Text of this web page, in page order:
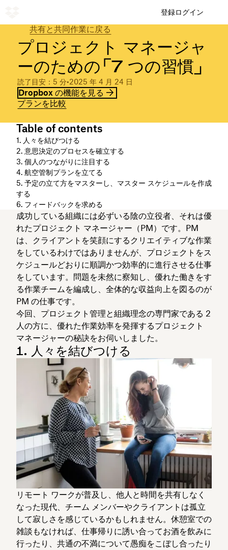
登録ログイン
共有と共同作業に戻る
プロジェクト マネージャ
ーのための「7 つの習慣」
読了目安：5 分•2025 年 4 月 24 日
Dropbox の機能を見る
プランを比較
Table of contents
1. 人々を結びつける
2. 意思決定のプロセスを確立する
3. 個人のつながりに注目する
4. 航空管制プランを立てる
5. 予定の立て方をマスターし、マスター スケジュールを作成
する
6. フィードバックを求める
成功している組織には必ずいる陰の立役者、それは優
れたプロジェクト マネージャー（PM）です。PM
は、クライアントを笑顔にするクリエイティブな作業
をしているわけではありませんが、プロジェクトをス
ケジュールどおりに順調かつ効率的に進行させる仕事
をしています。問題を未然に察知し、優れた働きをす
る作業チームを編成し、全体的な収益向上を図るのが
PM の仕事です。
今回、プロジェクト管理と組織理念の専門家である 2
人の方に、優れた作業効率を発揮するプロジェクト
マネージャーの秘訣をお伺いしました。
1. 人々を結びつける
リモート ワークが普及し、他人と時間を共有しなく
なった現代、チーム メンバーやクライアントは孤立
して寂しさを感じているかもしれません。休憩室での
雑談もなければ、仕事帰りに誘い合ってお酒を飲みに
行ったり、共通の不満について愚痴をこぼし合ったり